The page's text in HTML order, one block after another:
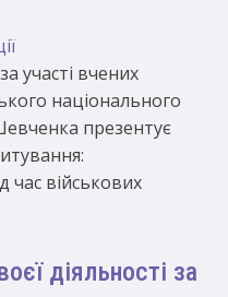
участі вчених
національного
презентує
час військових
діяльності за